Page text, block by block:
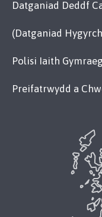
Datganiad Deddf
(Datganiad
Polisi Iaith Gymraeg
Preifatrwydd a